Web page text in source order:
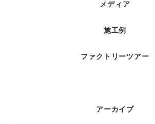
メディア
施工例
ファクトリーツアー
アーカイブ